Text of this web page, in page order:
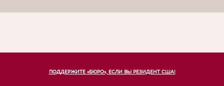
ПОДДЕРЖИТЕ «БЮРО», ЕСЛИ ВЫ РЕЗИДЕНТ США!
и